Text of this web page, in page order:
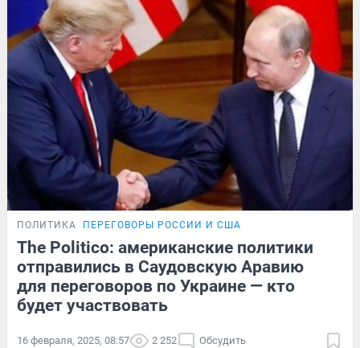
ПОЛИТИКА ПЕРЕГОВОРЫ РОССИИ И США
The Politico: американские политики
отправились в Саудовскую Аравию
для переговоров по Украине — кто
будет участвовать
16 февраля, 2025, 08:57 2 252 Обсудить